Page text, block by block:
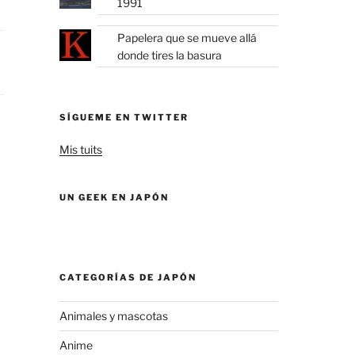
Papelera que se mueve allá
donde tires la basura
SÍGUEME EN TWITTER
Mis tuits
UN GEEK EN JAPÓN
CATEGORÍAS DE JAPÓN
Animales y mascotas
Anime